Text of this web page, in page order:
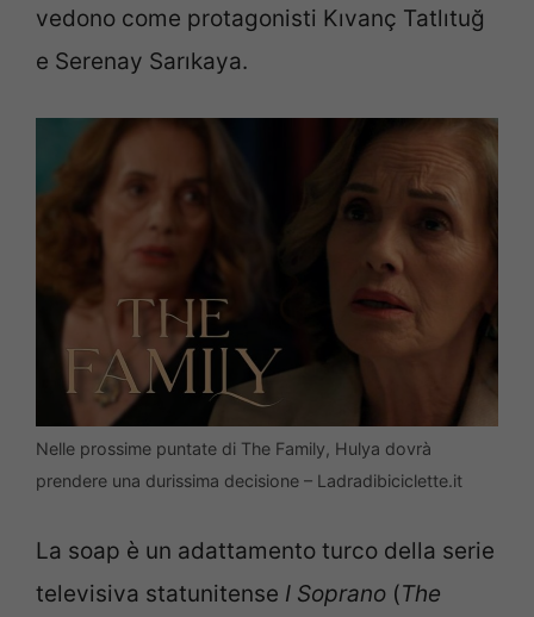
vedono come protagonisti Kıvanç Tatlıtuğ
e Serenay Sarıkaya.
Nelle prossime puntate di The Family, Hulya dovrà
prendere una durissima decisione – Ladradibiciclette.it
La soap è un adattamento turco della serie
televisiva statunitense I Soprano (The